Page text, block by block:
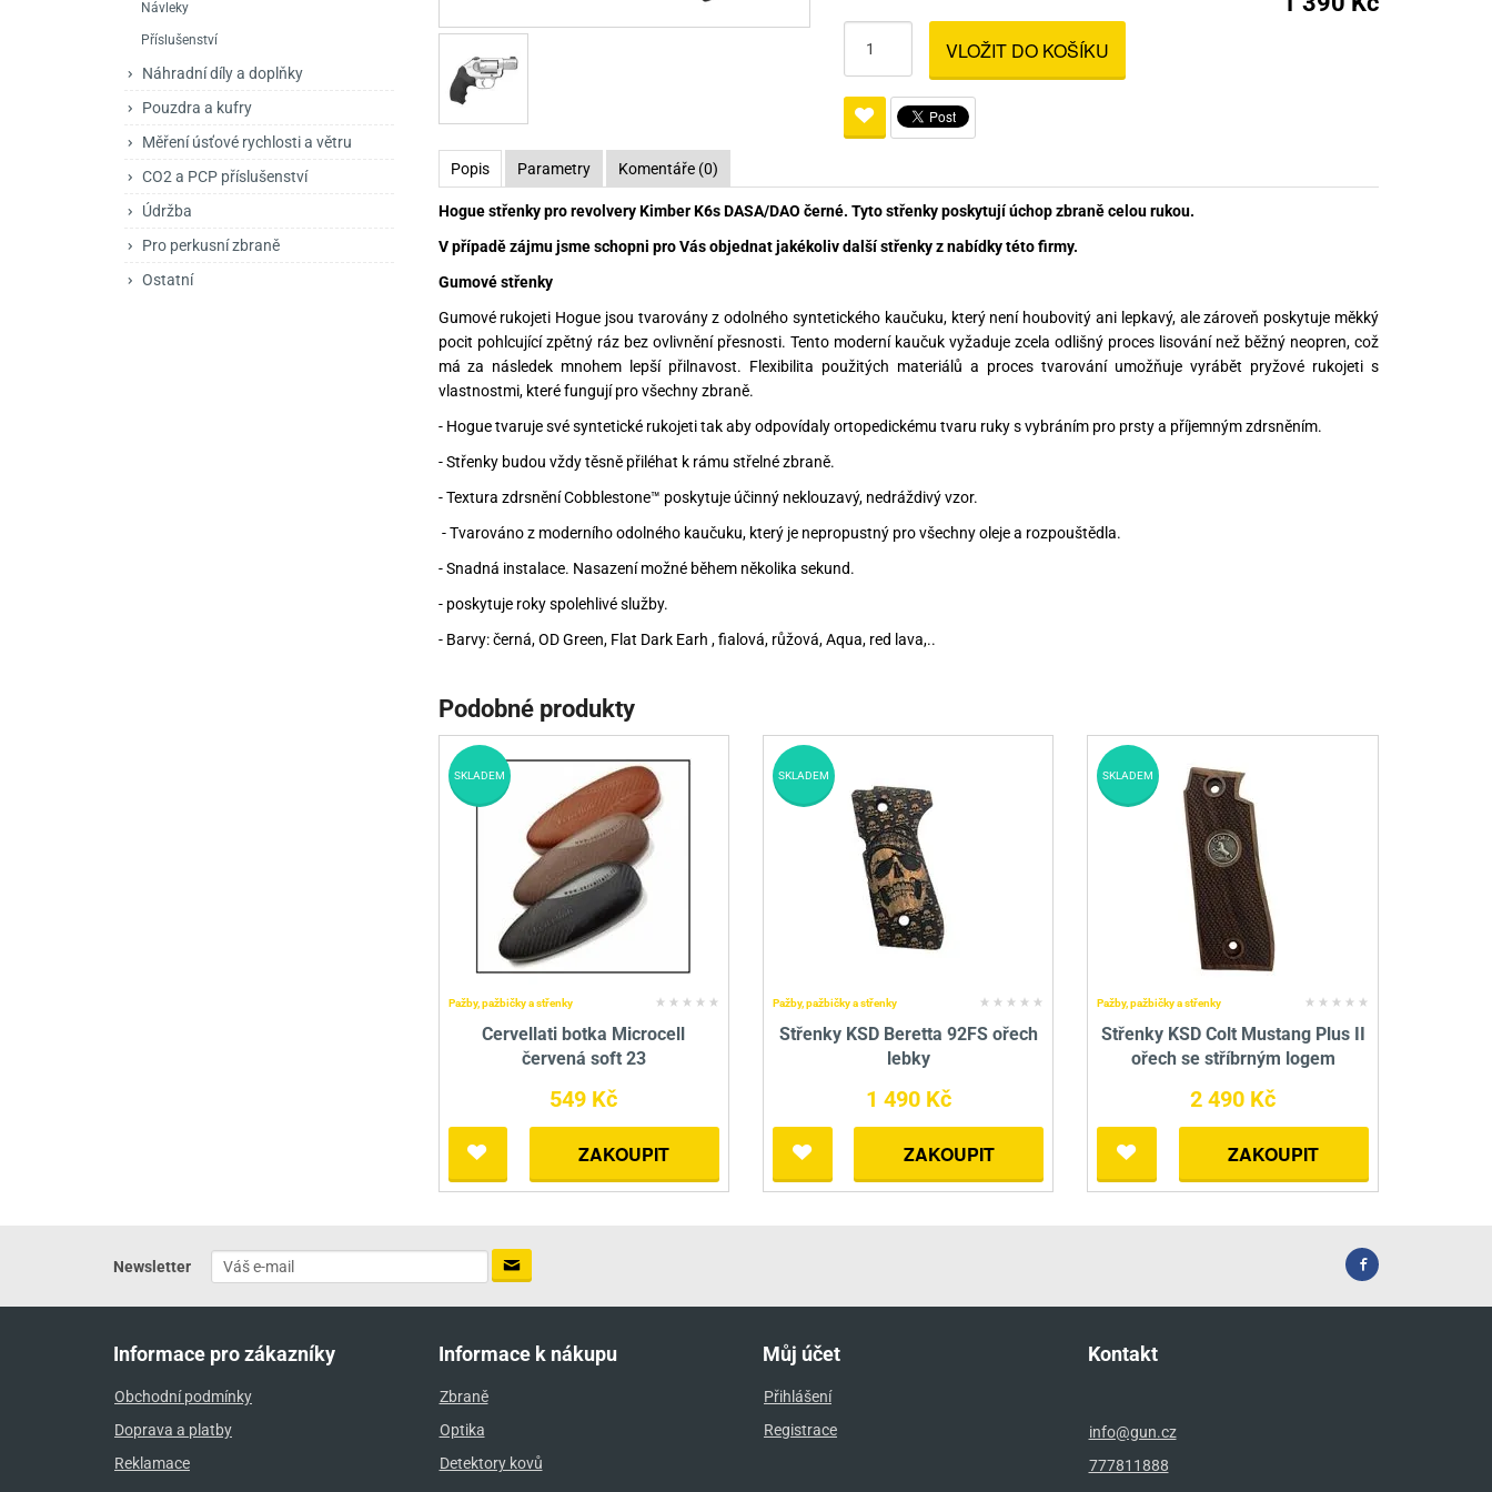
Příslušenství pro zbraně na ZP
Brokovnice opakovací
Brokovnice samonabíjecí
Pistole samonabíjecí
Kuchyňské nože
Příslušenství pro nože
Luky
Kuše
Obranné spreje
Pistolové a revolverové náboje
Malorážkové náboje
Ochranné prostředky
Rowan Engineering
Bipody, stolice a vaky
Pro perkusní zbraně
Svítilny
Návleky
Příslušenství
Náhradní díly a doplňky
Pouzdra a kufry
Měření úsťové rychlosti a větru
CO2 a PCP příslušenství
Údržba
Pro perkusní zbraně
Ostatní
VLOŽIT DO KOŠÍKU
Popis Parametry Komentáře (0)
Hogue střenky pro revolvery Kimber K6s DASA/DAO černé. Tyto střenky poskytují úchop zbraně celou rukou.
V případě zájmu jsme schopni pro Vás objednat jakékoliv další střenky z nabídky této firmy.
Gumové střenky
Gumové rukojeti Hogue jsou tvarovány z odolného syntetického kaučuku, který není houbovitý ani lepkavý, ale zároveň poskytuje měkký
pocit pohlcující zpětný ráz bez ovlivnění přesnosti. Tento moderní kaučuk vyžaduje zcela odlišný proces lisování než běžný neopren, což
má za následek mnohem lepší přilnavost. Flexibilita použitých materiálů a proces tvarování umožňuje vyrábět pryžové rukojeti s
vlastnostmi, které fungují pro všechny zbraně.
- Hogue tvaruje své syntetické rukojeti tak aby odpovídaly ortopedickému tvaru ruky s vybráním pro prsty a příjemným zdrsněním.
- Střenky budou vždy těsně přiléhat k rámu střelné zbraně.
- Textura zdrsnění Cobblestone™ poskytuje účinný neklouzavý, nedráždivý vzor.
- Tvarováno z moderního odolného kaučuku, který je nepropustný pro všechny oleje a rozpouštědla.
- Snadná instalace. Nasazení možné během několika sekund.
- poskytuje roky spolehlivé služby.
- Barvy: černá, OD Green, Flat Dark Earh , fialová, růžová, Aqua, red lava,..
Podobné produkty
Pažby, pažbičky a střenky
Cervellati botka Microcell
červená soft 23
549 Kč
ZAKOUPIT
SKLADEM
Pažby, pažbičky a střenky
Střenky KSD Beretta 92FS ořech
lebky
1 490 Kč
ZAKOUPIT
SKLADEM
Pažby, pažbičky a střenky
Střenky KSD Colt Mustang Plus II
ořech se stříbrným logem
2 490 Kč
ZAKOUPIT
SKLADEM
Newsletter
Informace pro zákazníky
Obchodní podmínky
Doprava a platby
Reklamace
Informace k nákupu
Zbraně
Optika
Detektory kovů
Můj účet
Přihlášení
Registrace
Kontakt
info@gun.cz
777811888